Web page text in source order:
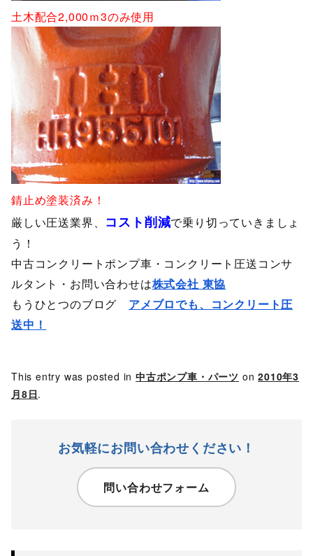
土木配合2,000ｍ3のみ使用
錆止め塗装済み！
厳しい圧送業界、 コスト削減で乗り切っていきましょ
う！
中古コンクリートポンプ車・コンクリート圧送コンサ
ルタント・お問い合わせは株式会社 東協
もうひとつのブログ アメブロでも、コンクリート圧
送中！
This entry was posted in 中古ポンプ車・パーツ on2010年3
月8日.
お気軽にお問い合わせください！
問い合わせフォーム